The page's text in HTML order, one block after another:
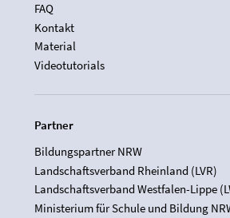
FAQ
Kontakt
Material
Videotutorials
Partner
Bildungspartner NRW
Landschaftsverband Rheinland (LVR)
Landschaftsverband Westfalen-Lippe
Ministerium für Schule und Bildung